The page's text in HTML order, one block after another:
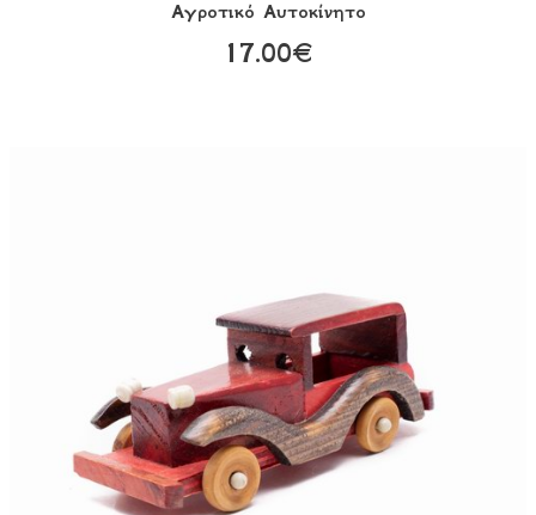
Αγροτικό Αυτοκίνητο
17.00€